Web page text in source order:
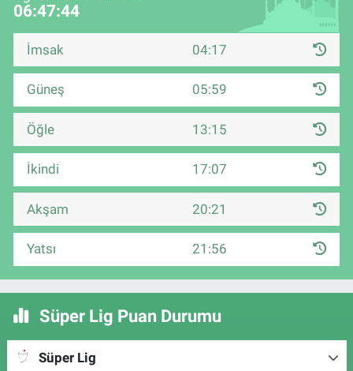
06:47:43
İmsak 04:17
Güneş 05:59
Öğle 13:15
İkindi 17:07
Akşam 20:21
Yatsı 21:56
Süper Lig Puan Durumu
Süper Lig